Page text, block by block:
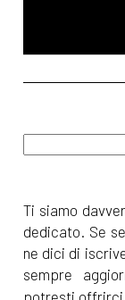
Ti siamo
dedicato. Se
ne dici di
sempre